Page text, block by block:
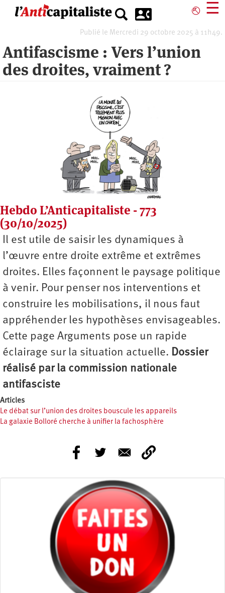
⎋ ☰
Publié le Mercredi 29 octobre 2025 à 11h49.
Antifascisme : Vers l’union
des droites, vraiment ?
Hebdo L’Anticapitaliste - 773
(30/10/2025)
Il est utile de saisir les dynamiques à
l’œuvre entre droite extrême et extrêmes
droites. Elles façonnent le paysage politique
à venir. Pour penser nos interventions et
construire les mobilisations, il nous faut
appréhender les hypothèses envisageables.
Cette page Arguments pose un rapide
éclairage sur la situation actuelle. Dossier
réalisé par la commission nationale
antifasciste
Articles
Le débat sur l’union des droites bouscule les appareils
La galaxie Bolloré cherche à unifier la fachosphère